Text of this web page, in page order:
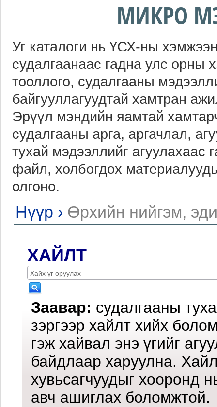
МИКРО
Уг каталоги нь ҮСХ-ны
судалгаанаас гадна улс орны
тооллого, судалгааны
байгууллагуудтай хамтран
Эрүүл мэндийн яамтай
судалгааны арга, аргачлал,
тухай мэдээллийг агуулахаас
файл, холбогдох
олгоно.
Нүүр › Өрхийн нийгэм,
ХАЙЛТ
Заавар: судалгааны
зэргээр хайлт хийх
гэж хайвал энэ үгийг
байдлаар харуулна.
хувьсагчуудыг хооронд
авч ашиглах боломжтой.